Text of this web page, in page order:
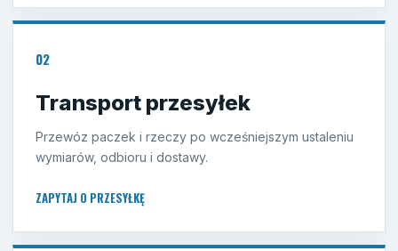
02
Transport przesyłek
Przewóz paczek i rzeczy po wcześniejszym ustaleniu
wymiarów, odbioru i dostawy.
ZAPYTAJ O PRZESYŁKĘ